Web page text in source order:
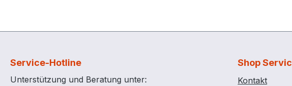
Service-Hotline
Unterstützung und Beratung unter:
Shop
Kontakt